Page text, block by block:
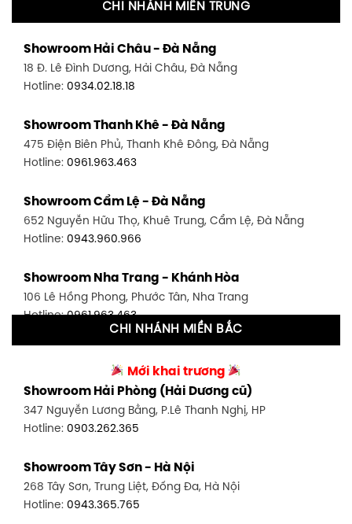
1411 Đường 3/2, P. 16, Quận 11, TP. HCM
Hotline:0906.256.759
1448 Huỳnh Tấn Phát, Phú Thuận, Quận 7, TP HCM
Hotline:0946.480.580
348 Đ. Bạch Đằng, P. 14, Bình Thạnh, TP HCM
Hotline:0902.716.230
591 Hoàng Văn Thụ, P. 4, Tân Bình, TP HCM
Hotline:0906.256.759
0986.71.8448
Showroom Thuận An - Bình Dương
66 đường DT743, An Phú, Thuận An, Bình Dương
Showroom Biên Hòa - Đồng Nai
452 Nguyễn Ái Quốc, Tân Tiến, TP. Biên Hòa, Đồng Nai
CHI NHÁNH MIỀN TRUNG
Showroom Hải Châu - Đà Nẵng
18 Đ. Lê Đình Dương, Hải Châu, Đà Nẵng
Hotline: 0934.02.18.18
Showroom Thanh Khê - Đà Nẵng
475 Điện Biên Phủ, Thanh Khê Đông, Đà Nẵng
Hotline: 0961.963.463
Showroom Cẩm Lệ - Đà Nẵng
652 Nguyễn Hữu Thọ, Khuê Trung, Cẩm Lệ, Đà Nẵng
Hotline: 0943.960.966
Showroom Nha Trang - Khánh Hòa
106 Lê Hồng Phong, Phước Tân, Nha Trang
Hotline:0961.963.463
27-29 Nguyễn Sỹ Sách, Hưng Bình, TP Vinh, Nghệ An
Hotline:0943.960.966
Showroom Buôn Ma Thuột
Hotline:0934.02.18.18
CHI NHÁNH MIỀN BẮC
Mới khai trương
Showroom Hải Phòng (Hải Dương cũ)
347 Nguyễn Lương Bằng, P.Lê Thanh Nghị, HP
Hotline: 0903.262.365
Showroom Tây Sơn - Hà Nội
268 Tây Sơn, Trung Liệt, Đống Đa, Hà Nội
Hotline: 0943.365.765